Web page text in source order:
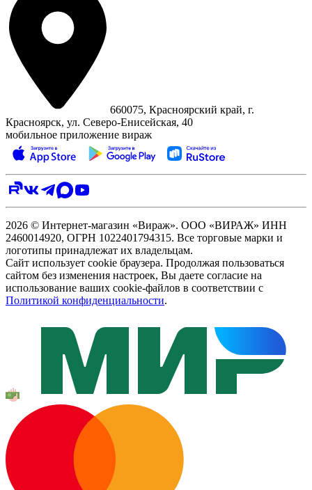
660075, Красноярский край, г.
Красноярск, ул. Северо‑Енисейская, 40
мобильное приложение вираж
2026 © Интернет-магазин «Вираж». ООО «ВИРАЖ» ИНН
2460014920, ОГРН 1022401794315. Все торговые марки и
логотипы принадлежат их владельцам.
Сайт использует cookie браузера. Продолжая пользоваться
сайтом без изменения настроек, Вы даете согласие на
использование ваших cookie-файлов в соответствии с
Политикой конфиденциальности.